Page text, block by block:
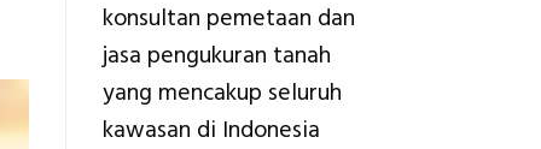
konsultan pemetaan dan
jasa pengukuran tanah
yang mencakup seluruh
kawasan di Indonesia